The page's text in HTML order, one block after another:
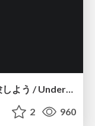
PHPでアクターモデルを理解・体験しよう / Understand and experience the actor model in PHP
2 960